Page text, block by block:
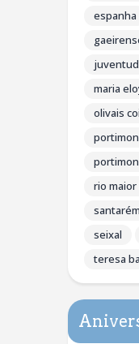
espanha
maria
olivais
rio
santarém
seixal
teresa